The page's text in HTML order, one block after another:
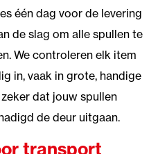
één dag voor de levering
de slag om alle spullen te
We controleren elk item
in, vaak in grote, handige
dat jouw spullen
de deur uitgaan.
transport